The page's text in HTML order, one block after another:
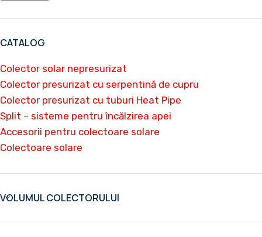
CATALOG
Colector solar nepresurizat
Colector presurizat cu serpentină de cupru
Colector presurizat cu tuburi Heat Pipe
Split – sisteme pentru încălzirea apei
Accesorii pentru colectoare solare
Colectoare solare
VOLUMUL COLECTORULUI